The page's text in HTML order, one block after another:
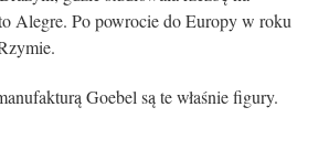
Alegre. Po powrocie do Europy w roku
Goebel są te właśnie figury.